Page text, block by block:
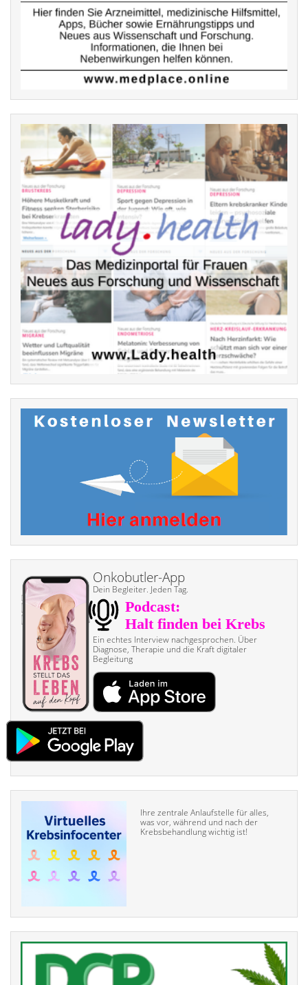
Onkobutler-App
Dein Begleiter. Jeden Tag.
Ein echtes Interview nach­gesprochen. Über
Diagnose, Therapie und die Kraft digitaler
Begleitung
Ihre zentrale Anlaufstelle für alles,
was vor, während und nach der
Krebsbehandlung wichtig ist!